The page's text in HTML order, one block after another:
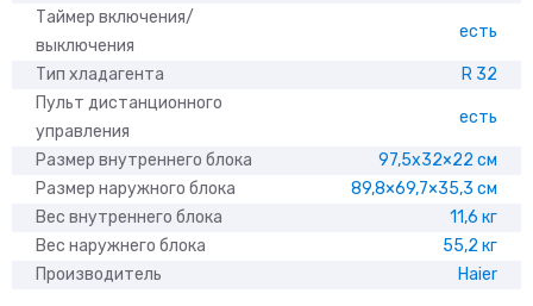
Таймер включения/
выключения
есть
Тип хладагента
R 32
Пульт дистанционного
управления
есть
Размер внутреннего блока
97,5х32×22 см
Размер наружного блока
89,8×69,7×35,3 см
Вес внутреннего блока
11,6 кг
Вес наружнего блока
55,2 кг
Производитель
Haier